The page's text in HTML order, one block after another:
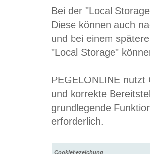
Bei der "Local
Diese können auch
und bei einem
"Local Storage"
PEGELONLINE nutzt
und korrekte
grundlegende
erforderlich.
Cookiebezeichung